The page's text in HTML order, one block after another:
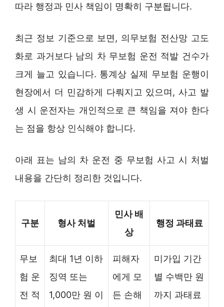
따라 행정과 민사 책임이 명확히 구분됩니다.
최근 정보 기준으로 보면, 의무보험 전산망 고도
화로 과거보다 남의 차 무보험 운전 적발 건수가
크게 늘고 있습니다. 통계상 실제 무보험 운행이
현장에서 더 민감하게 다뤄지고 있으며, 사고 발
생 시 운전자는 개인적으로 큰 책임을 져야 한다
는 점을 항상 인식해야 합니다.
아래 표는 남의 차 운전 중 무보험 사고 시 처벌
내용을 간단히 정리한 것입니다.
구분 형사 처벌
민사 배
상
행정 과태료
무보
험 운
전 적
최대 1년 이하
징역 또는
1,000만 원 이
피해자
에게 모
든 손해
미가입 기간
별 수백만 원
까지 과태료